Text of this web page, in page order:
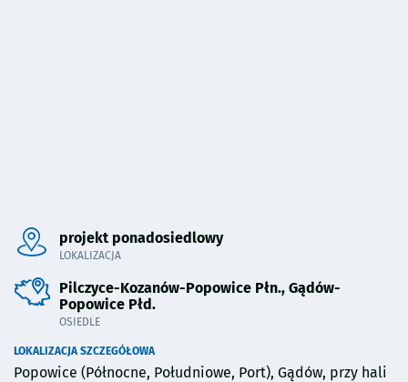
Pominięto mapę i przeniesiono do sekcji poniżej.
projekt ponadosiedlowy
LOKALIZACJA
Pilczyce-Kozanów-Popowice Płn., Gądów-
Popowice Płd.
OSIEDLE
LOKALIZACJA SZCZEGÓŁOWA
Popowice (Północne, Południowe, Port), Gądów, przy hali